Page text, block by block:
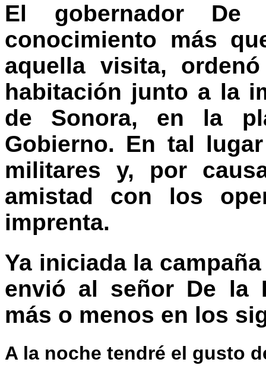
El gobernador
conocimiento más
aquella visita,
habitación junto a la
de Sonora, en la
Gobierno. En tal
militares y, por
amistad con los
imprenta.
Ya iniciada la
envió al señor De la
más o menos en los
A la noche tendré el gusto